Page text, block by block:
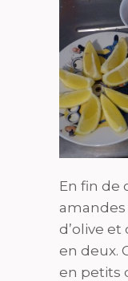
En fin de
amandes
d’olive
en deux.
en petits